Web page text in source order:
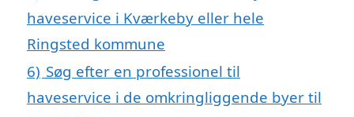
haveservice i Kværkeby eller hele
Ringsted kommune
6) Søg efter en professionel til
haveservice i de omkringliggende byer til